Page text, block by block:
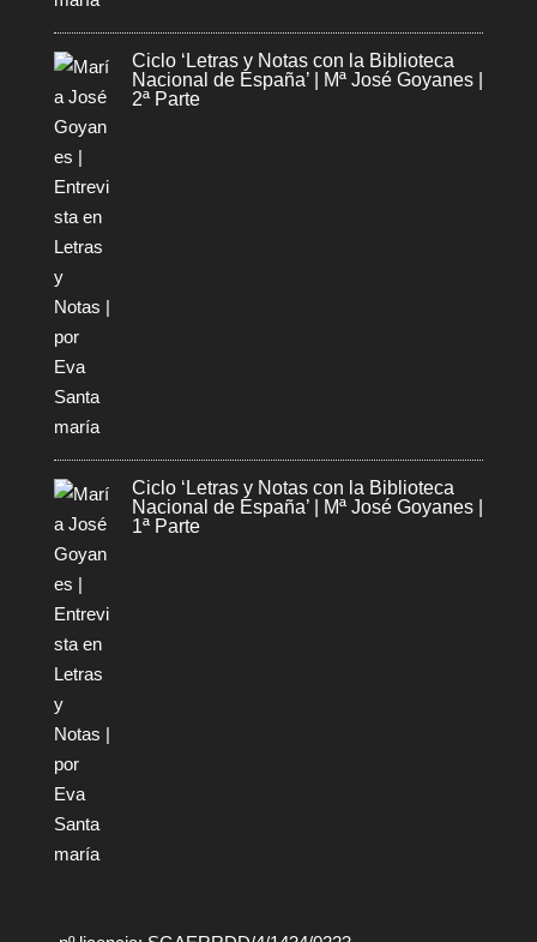
Ciclo ‘Letras y Notas con la Biblioteca
Nacional de España’ | Mª José Goyanes |
2ª Parte
Ciclo ‘Letras y Notas con la Biblioteca
Nacional de España’ | Mª José Goyanes |
1ª Parte